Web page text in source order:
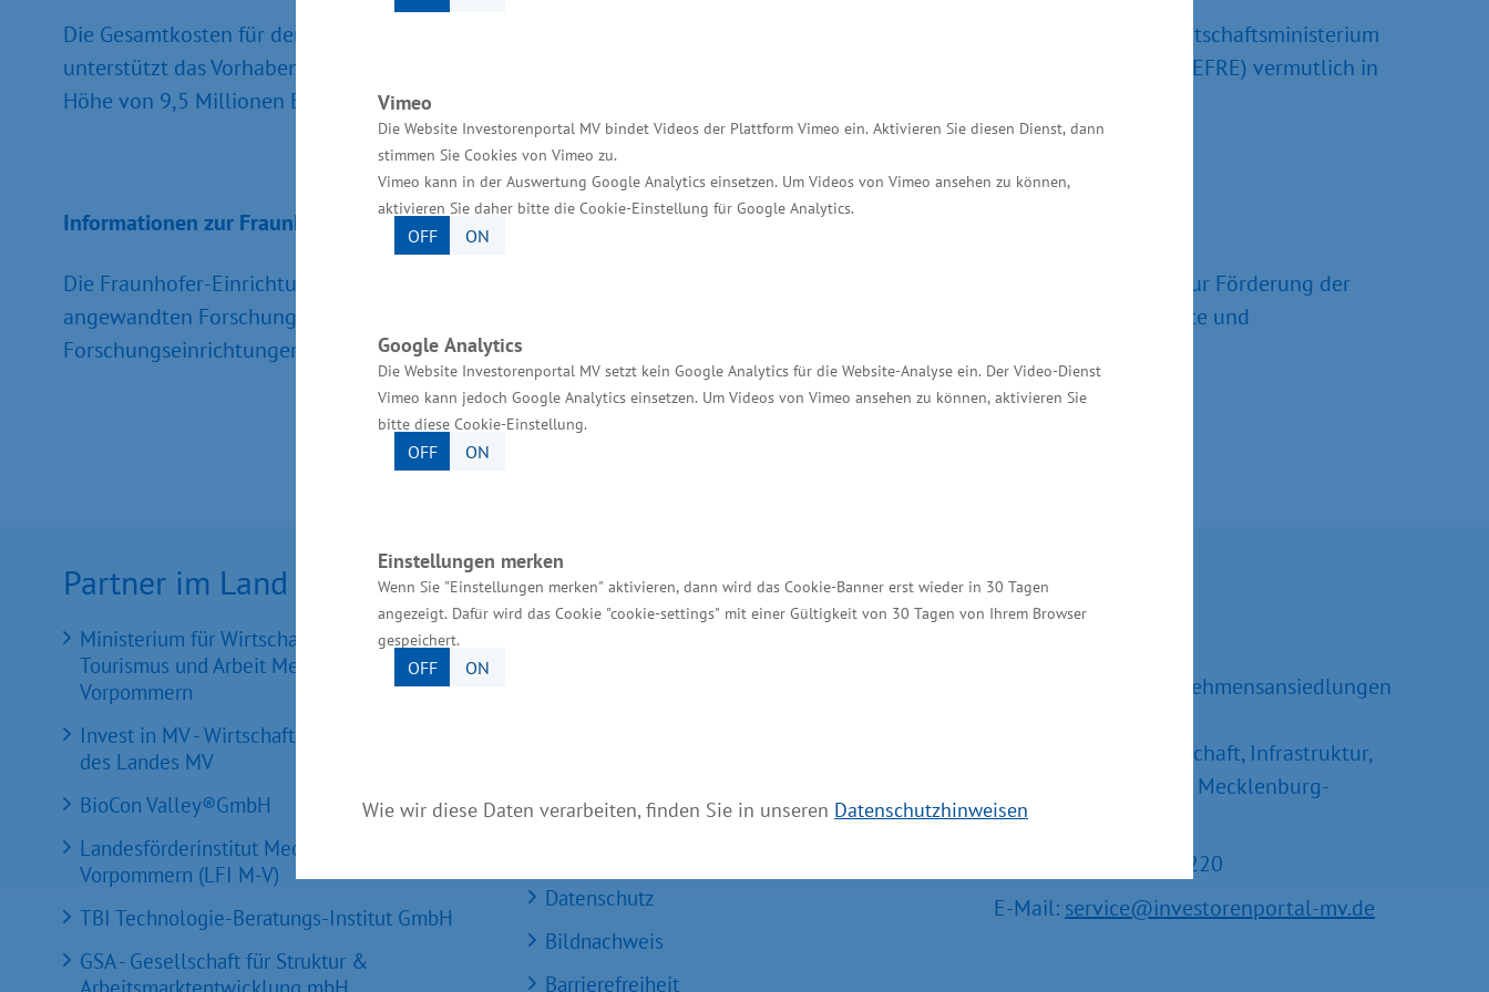
Vimeo
Die Website Investorenportal MV bindet Videos der Plattform Vimeo ein. Aktivieren Sie diesen Dienst, dann
stimmen Sie Cookies von Vimeo zu.
Vimeo kann in der Auswertung Google Analytics einsetzen. Um Videos von Vimeo ansehen zu können,
aktivieren Sie daher bitte die Cookie-Einstellung für Google Analytics.
OFF ON
Google Analytics
Die Website Investorenportal MV setzt kein Google Analytics für die Website-Analyse ein. Der Video-Dienst
Vimeo kann jedoch Google Analytics einsetzen. Um Videos von Vimeo ansehen zu können, aktivieren Sie
bitte diese Cookie-Einstellung.
OFF ON
Einstellungen merken
Wenn Sie "Einstellungen merken" aktivieren, dann wird das Cookie-Banner erst wieder in 30 Tagen
angezeigt. Dafür wird das Cookie "cookie-settings" mit einer Gültigkeit von 30 Tagen von Ihrem Browser
gespeichert.
OFF ON
Wie wir diese Daten verarbeiten, finden Sie in unseren Datenschutzhinweisen
Die Gesamtkosten für den Neubau und die Investition in Laborgerätschaften betragen rund 13,8 Millionen Euro. Das Wirtschaftsministerium
unterstützt das Vorhaben bei Vorlage aller Unterlagen aus Mitteln des „Europäischen Fonds für regionale Entwicklung“ (EFRE) vermutlich in
Höhe von 9,5 Millionen Euro.
Informationen zur Fraunhofer-Einrichtung
Die Fraunhofer-Einrichtung Großstrukturen in der Produktionstechnik ist eine Einrichtung der Fraunhofer-Gesellschaft zur Förderung der
angewandten Forschung e.V. München. Unter dem Gesellschafts-Dach arbeiten nach Angaben der Gesellschaft 67 Institute und
Forschungseinrichtungen an Standorten in ganz Deutschland.
Partner im Land
Ministerium für Wirtschaft, Infrastruktur,
Tourismus und Arbeit Mecklenburg-
Vorpommern
Invest in MV - Wirtschaftsfördergesellschaft
des Landes MV
BioCon Valley®GmbH
Landesförderinstitut Mecklenburg-
Vorpommern (LFI M-V)
TBI Technologie-Beratungs-Institut GmbH
GSA - Gesellschaft für Struktur &
Services
Aktuelle Meldungen
Datenschutz
Bildnachweis
Barrierefreiheit
Kontakt
Referatsleiter Unternehmensansiedlungen
Ministerium für Wirtschaft, Infrastruktur,
Tourismus und Arbeit Mecklenburg-
Vorpommern
Tel.: +49 385 588-15220
E-Mail: service@investorenportal-mv.de